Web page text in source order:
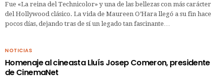
Fue «La reina del Technicolor» y una de las bellezas con más carácter
del Hollywood clásico. La vida de Maureen O’Hara llegó a su fin hace
pocos días, dejando tras de sí un legado tan fascinante…
NOTICIAS
Homenaje al cineasta Lluís Josep Comeron, presidente
de CinemaNet